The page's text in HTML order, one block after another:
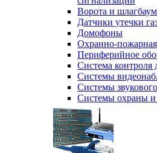
Ворота и
Датчики утечки
Домофоны
Охранно-
Периферийное
Система
Системы
Системы
Системы охраны и